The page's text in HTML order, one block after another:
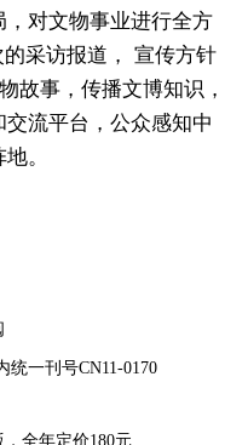
对文物事业进行全方
采访报道， 宣传方针
故事，传播文博知识，
流平台，公众感知中
。
一刊号CN11-0170
全年定价180元